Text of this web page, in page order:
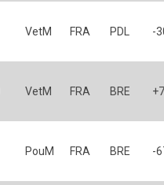
VetM FRA PDL -
VetM FRA BRE
PouM FRA BRE -